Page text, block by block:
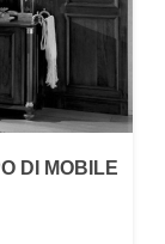
DI MOBILE